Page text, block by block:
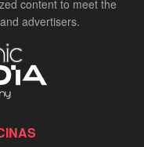
content to meet the
advertisers.